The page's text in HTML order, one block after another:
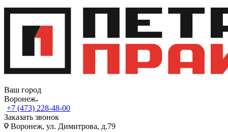
Ваш город
Воронеж
+7 (473) 228-48-00
Заказать звонок
Воронеж, ул. Димитрова, д.79